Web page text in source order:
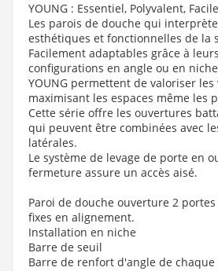
YOUNG : Essentiel, Polyvalent,
Les parois de douche qui
esthétiques et fonctionnelles de la
Facilement adaptables grâce à
configurations en angle ou en
YOUNG permettent de valoriser les
maximisant les espaces même les
Cette série offre les ouvertures
qui peuvent être combinées avec
latérales.
Le système de levage de porte en
fermeture assure un accès aisé.
Paroi de douche ouverture 2
fixes en alignement.
Installation en niche
Barre de seuil
Barre de renfort d'angle de chaque